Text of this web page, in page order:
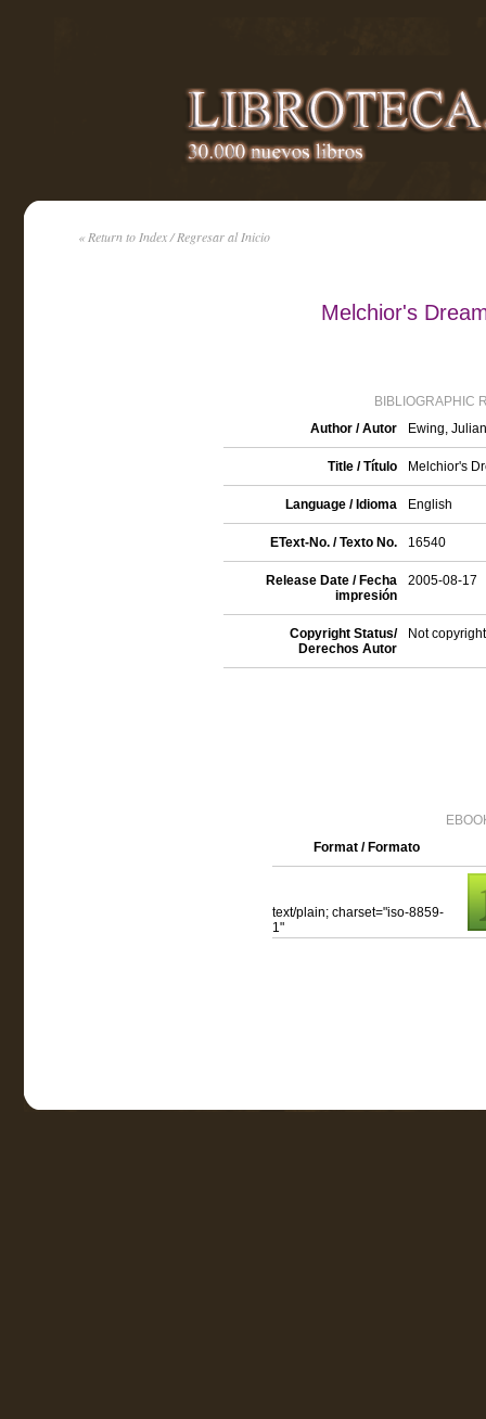
« Return to Index / Regresar al Inicio
Melchior's
BIBLIOGRAPHIC
Author / Autor
Ewing,
Title / Título Melchior's
Language / Idioma English
EText-No. / Texto No. 16540
Release Date / Fecha
impresión
2005-08-17
Copyright Status/
Derechos Autor
Not
Format / Formato
text/plain; charset="iso-8859-
1"